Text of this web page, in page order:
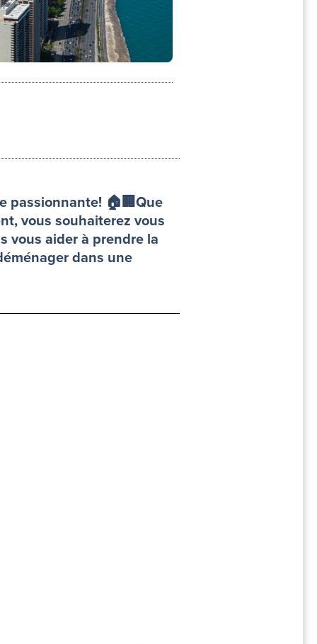
passionnante! 🏠🏢Que
vous souhaiterez vous
vous aider à prendre la
dans une